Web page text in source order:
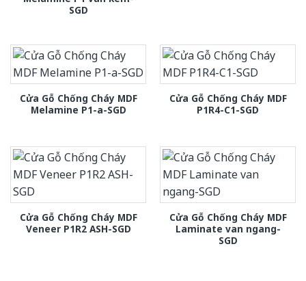
SGD
Cửa Gỗ Chống Cháy MDF
Melamine P1-a-SGD
Cửa Gỗ Chống Cháy MDF
P1R4-C1-SGD
Cửa Gỗ Chống Cháy MDF
Veneer P1R2 ASH-SGD
Cửa Gỗ Chống Cháy MDF
Laminate van ngang-
SGD